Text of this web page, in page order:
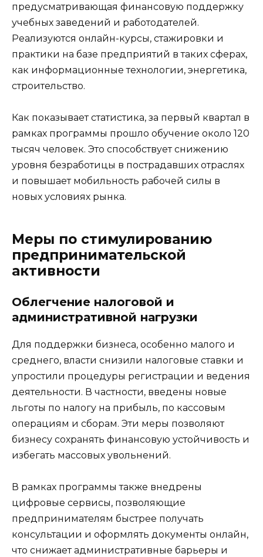
предусматривающая финансовую поддержку
учебных заведений и работодателей.
Реализуются онлайн-курсы, стажировки и
практики на базе предприятий в таких сферах,
как информационные технологии, энергетика,
строительство.
Как показывает статистика, за первый квартал в
рамках программы прошло обучение около 120
тысяч человек. Это способствует снижению
уровня безработицы в пострадавших отраслях
и повышает мобильность рабочей силы в
новых условиях рынка.
Меры по стимулированию
предпринимательской
активности
Облегчение налоговой и
административной нагрузки
Для поддержки бизнеса, особенно малого и
среднего, власти снизили налоговые ставки и
упростили процедуры регистрации и ведения
деятельности. В частности, введены новые
льготы по налогу на прибыль, по кассовым
операциям и сборам. Эти меры позволяют
бизнесу сохранять финансовую устойчивость и
избегать массовых увольнений.
В рамках программы также внедрены
цифровые сервисы, позволяющие
предпринимателям быстрее получать
консультации и оформлять документы онлайн,
что снижает административные барьеры и